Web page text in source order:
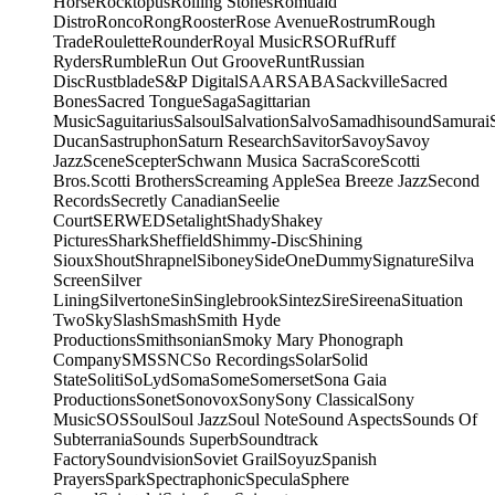
DistroRoncoRongRoosterRose AvenueRostrumRough
TradeRouletteRounderRoyal MusicRSORufRuff
RydersRumbleRun Out GrooveRuntRussian
DiscRustbladeS&P DigitalSAARSABASackvilleSacred
BonesSacred TongueSagaSagittarian
MusicSaguitariusSalsoulSalvationSalvoSamadhisoundSamurai
DucanSastruphonSaturn ResearchSavitorSavoySavoy
JazzSceneScepterSchwann Musica SacraScoreScotti
Bros.Scotti BrothersScreaming AppleSea Breeze JazzSecond
RecordsSecretly CanadianSeelie
CourtSERWEDSetalightShadyShakey
PicturesSharkSheffieldShimmy-DiscShining
SiouxShoutShrapnelSiboneySideOneDummySignatureSilva
ScreenSilver
LiningSilvertoneSinSinglebrookSintezSireSireenaSituation
TwoSkySlashSmashSmith Hyde
ProductionsSmithsonianSmoky Mary Phonograph
CompanySMSSNCSo RecordingsSolarSolid
StateSolitiSoLydSomaSomeSomersetSona Gaia
ProductionsSonetSonovoxSonySony ClassicalSony
MusicSOSSoulSoul JazzSoul NoteSound AspectsSounds Of
SubterraniaSounds SuperbSoundtrack
FactorySoundvisionSoviet GrailSoyuzSpanish
PrayersSparkSpectraphonicSpeculaSphere